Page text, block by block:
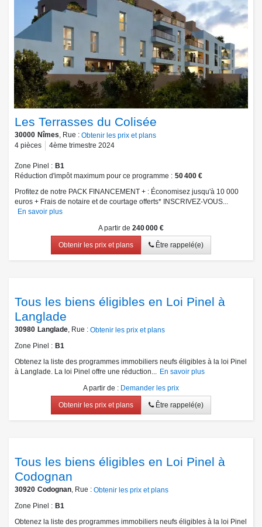
Les Terrasses du Colisée
30000 Nîmes , Rue : Obtenir les prix et plans
4 pièces 4ème trimestre 2024
Zone Pinel
B1
Réduction d'impôt maximum pour ce programme
50 400 €
Profitez de notre PACK FINANCEMENT + : Économisez jusqu'à 10 000
euros + Frais de notaire et de courtage offerts* INSCRIVEZ-VOUS...
En savoir plus
A partir de 240 000 €
Obtenir les prix et plans Être rappelé(e)
Tous les biens éligibles en Loi Pinel à
Langlade
30980 Langlade , Rue : Obtenir les prix et plans
Zone Pinel
B1
Obtenez la liste des programmes immobiliers neufs éligibles à la loi Pinel
à Langlade. La loi Pinel offre une réduction...
En savoir plus
A partir de : Demander les prix
Obtenir les prix et plans Être rappelé(e)
Tous les biens éligibles en Loi Pinel à
Codognan
30920 Codognan , Rue : Obtenir les prix et plans
Zone Pinel
B1
Obtenez la liste des programmes immobiliers neufs éligibles à la loi Pinel